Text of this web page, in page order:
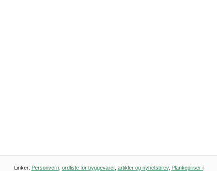
Linker: Personvern, ordliste for byggevarer, artikler og nyhetsbrev, Plankepriser i